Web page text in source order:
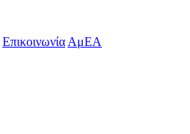
Επικοινωνία ΑμΕΑ